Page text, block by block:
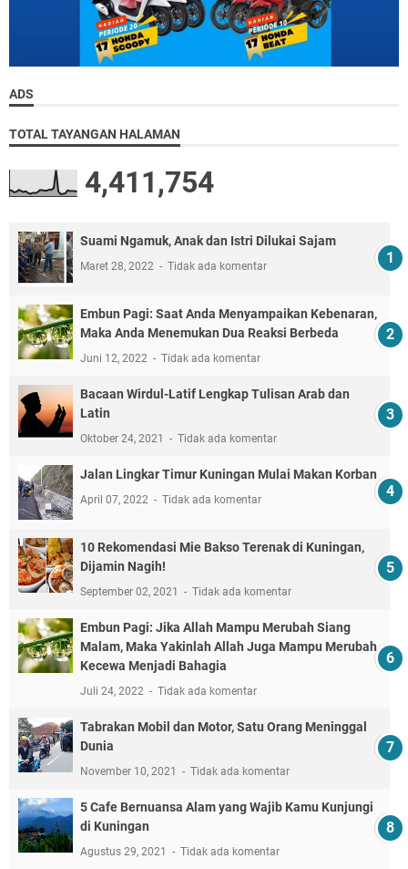
ADS
TOTAL TAYANGAN HALAMAN
4,411,754
Suami Ngamuk, Anak dan Istri Dilukai Sajam
Maret 28, 2022 Tidak ada komentar
Embun Pagi: Saat Anda Menyampaikan Kebenaran,
Maka Anda Menemukan Dua Reaksi Berbeda
Juni 12, 2022 Tidak ada komentar
Bacaan Wirdul-Latif Lengkap Tulisan Arab dan
Latin
Oktober 24, 2021 Tidak ada komentar
Jalan Lingkar Timur Kuningan Mulai Makan Korban
April 07, 2022 Tidak ada komentar
10 Rekomendasi Mie Bakso Terenak di Kuningan,
Dijamin Nagih!
September 02, 2021 Tidak ada komentar
Embun Pagi: Jika Allah Mampu Merubah Siang
Malam, Maka Yakinlah Allah Juga Mampu Merubah
Kecewa Menjadi Bahagia
Juli 24, 2022 Tidak ada komentar
Tabrakan Mobil dan Motor, Satu Orang Meninggal
Dunia
November 10, 2021 Tidak ada komentar
5 Cafe Bernuansa Alam yang Wajib Kamu Kunjungi
di Kuningan
Agustus 29, 2021 Tidak ada komentar